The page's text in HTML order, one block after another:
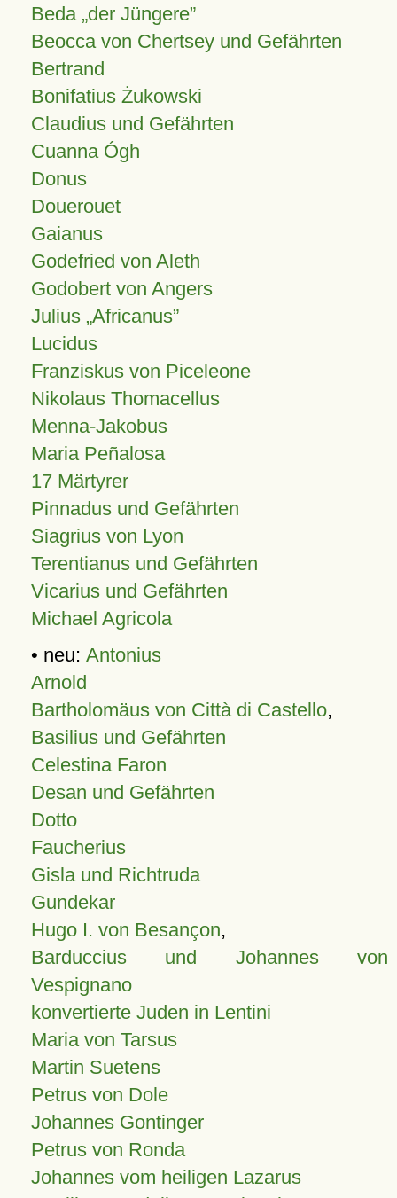
Beda „der Jüngere”
Beocca von Chertsey und Gefährten
Bertrand
Bonifatius Żukowski
Claudius und Gefährten
Cuanna Ógh
Donus
Douerouet
Gaianus
Godefried von Aleth
Godobert von Angers
Julius Africanus
Lucidus
Franziskus von Piceleone
Nikolaus Thomacellus
Menna-Jakobus
Maria Peñalosa
17 Märtyrer
Pinnadus und Gefährten
Siagrius von Lyon
Terentianus und Gefährten
Vicarius und Gefährten
Michael Agricola
• neu: Antonius
Arnold
Bartholomäus von Città di Castello,
Basilius und Gefährten
Celestina Faron
Desan und Gefährten
Dotto
Faucherius
Gisla und Richtruda
Gundekar
Hugo I. von Besançon,
Barduccius und Johannes von
Vespignano
konvertierte Juden in Lentini
Maria von Tarsus
Martin Suetens
Petrus von Dole
Johannes Gontinger
Petrus von Ronda
Johannes vom heiligen Lazarus